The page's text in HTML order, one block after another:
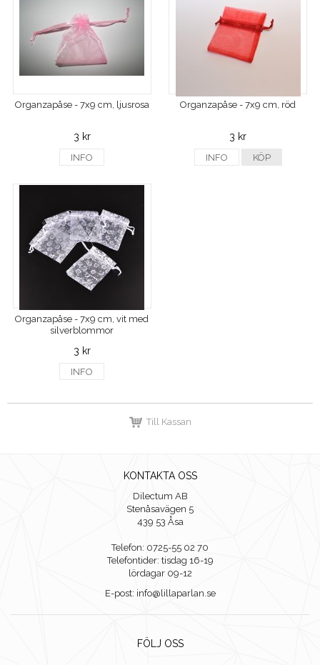
Organzapåse - 7x9 cm, ljusrosa
3 kr
INFO
Organzapåse - 7x9 cm, röd
3 kr
INFO KÖP
Organzapåse - 7x9 cm, vit med
silverblommor
3 kr
INFO
Till Kassan
KONTAKTA OSS
Dilectum AB
Stenåsavägen 5
439 53 Åsa
Telefon: 0725-55 02 70
Telefontider: tisdag 16-19
lördagar 09-12
E-post: info@lillaparlan.se
FÖLJ OSS